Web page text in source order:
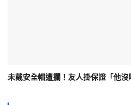
未戴安全帽遭攔！友人掛保證「他